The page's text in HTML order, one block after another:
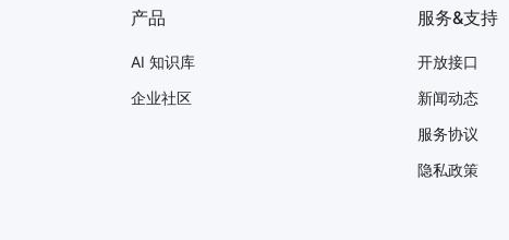
产品
AI 知识库
企业社区
服务&支持
开放接口
新闻动态
服务协议
隐私政策